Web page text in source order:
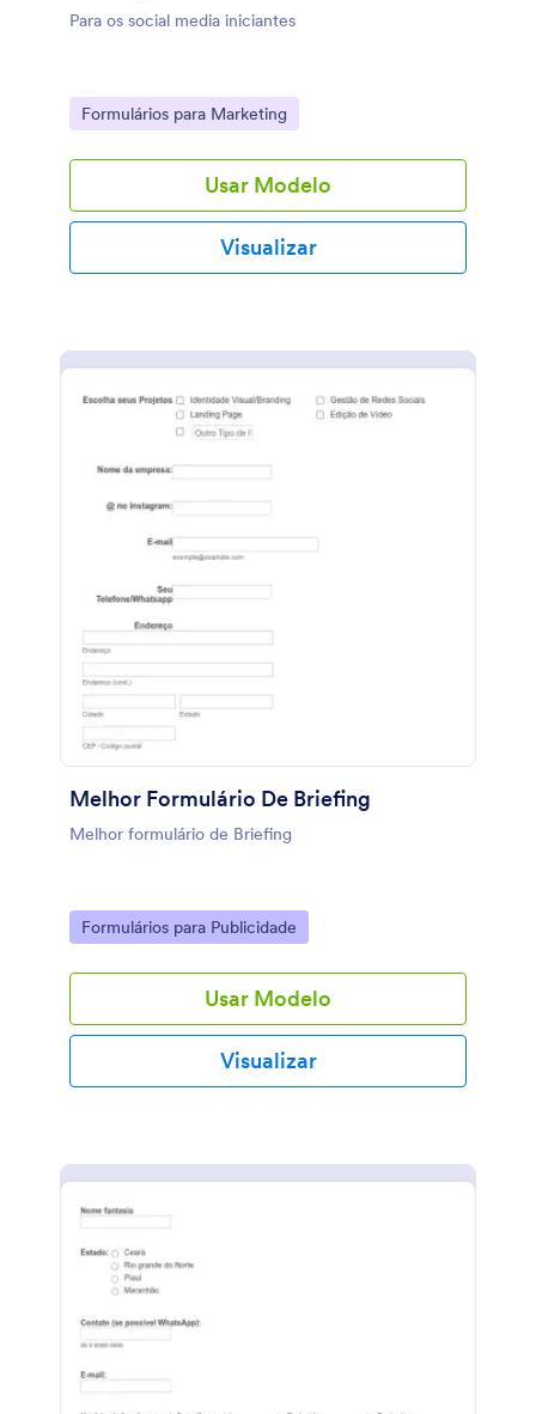
Para os social media iniciantes
Go to Category:
Formulários para Marketing
Usar Modelo
Visualizar
Melhor Formulário De Briefing
Melhor formulário de Briefing
Go to Category:
Formulários para Publicidade
Usar Modelo
Visualizar